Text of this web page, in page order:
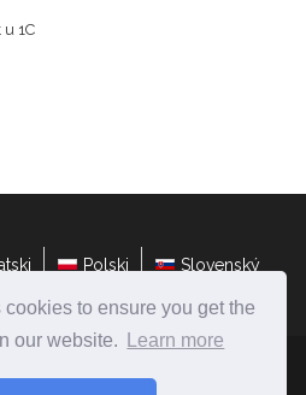
to ensure you get the
our website.
Learn more
1C
Polski Slovenský
Ⓒ2026